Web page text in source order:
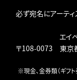
必ず宛名にアーテ
エイ
〒108-0073 東京
※現金、金券類（ギフ